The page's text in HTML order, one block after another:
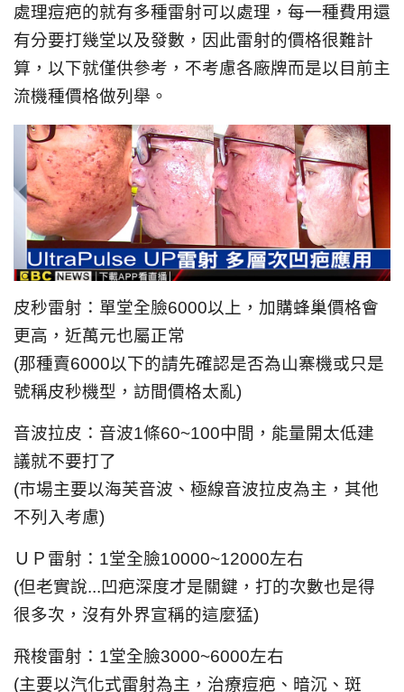
處理痘疤的就有多種雷射可以處理，每一種費用還
有分要打幾堂以及發數，因此雷射的價格很難計
算，以下就僅供參考，不考慮各廠牌而是以目前主
流機種價格做列舉。
皮秒雷射：單堂全臉6000以上，加購蜂巢價格會
更高，近萬元也屬正常
(那種賣6000以下的請先確認是否為山寨機或只是
號稱皮秒機型，訪間價格太亂)
音波拉皮：音波1條60~100中間，能量開太低建
議就不要打了
(市場主要以海芙音波、極線音波拉皮為主，其他
不列入考慮)
ＵＰ雷射：1堂全臉10000~12000左右
(但老實說...凹疤深度才是關鍵，打的次數也是得
很多次，沒有外界宣稱的這麼猛)
飛梭雷射：1堂全臉3000~6000左右
(主要以汽化式雷射為主，治療痘疤、暗沉、斑